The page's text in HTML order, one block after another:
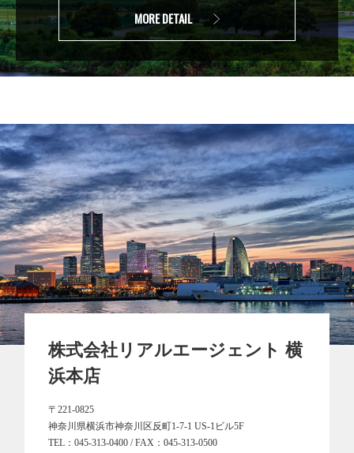
MORE DETAIL
株式会社リアルエージェント 横
浜本店
〒221-0825
神奈川県横浜市神奈川区反町1-7-1 US-1ビル5F
TEL：045-313-0400 / FAX：045-313-0500